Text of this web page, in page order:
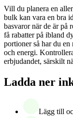
Vill du planera en
bulk kan vara en bra
basvaror när de är på
få rabatter på ibland
portioner så har du
och energi.
erbjudandet, särskilt
Ladda ner
Lägg till